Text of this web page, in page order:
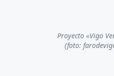
Proyecto «Vigo
(foto: